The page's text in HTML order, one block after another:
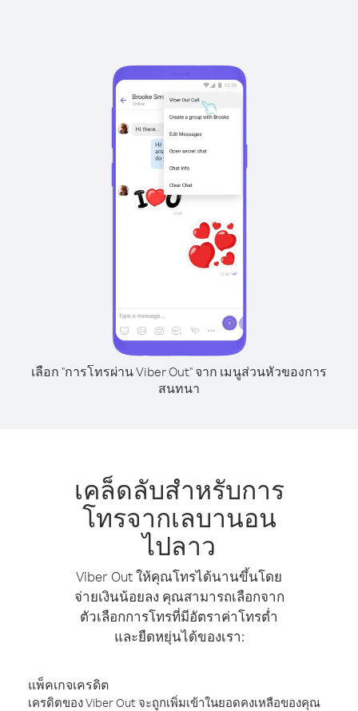
เลือก "การโทรผ่าน Viber Out" จาก เมนูส่วนหัวของการ
สนทนา
เคล็ดลับสำหรับการ
โทรจากเลบานอน
ไปลาว
Viber Out ให้คุณโทรได้นานขึ้นโดย
จ่ายเงินน้อยลง คุณสามารถเลือกจาก
ตัวเลือกการโทรที่มีอัตราค่าโทรต่ำ
และยืดหยุ่นได้ของเรา:
แพ็คเกจเครดิต
เครดิตของ Viber Out จะถูกเพิ่มเข้าในยอดคงเหลือของคุณ